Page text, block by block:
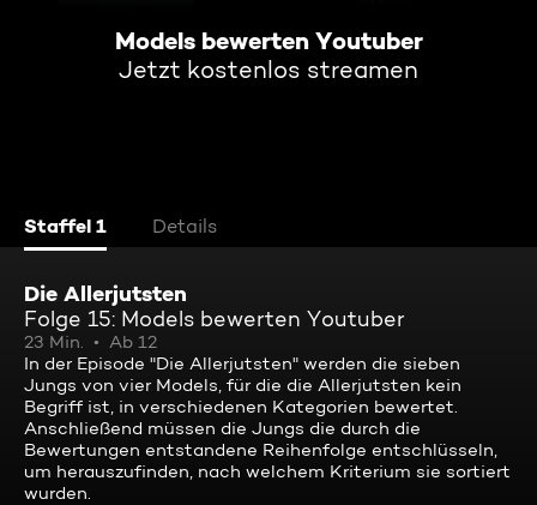
Models bewerten Youtuber
Jetzt kostenlos streamen
Staffel 1 Details
Die Allerjutsten
Folge 15: Models bewerten Youtuber
23 Min.
Ab 12
In der Episode "Die Allerjutsten" werden die sieben
Jungs von vier Models, für die die Allerjutsten kein
Begriff ist, in verschiedenen Kategorien bewertet.
Anschließend müssen die Jungs die durch die
Bewertungen entstandene Reihenfolge entschlüsseln,
um herauszufinden, nach welchem Kriterium sie sortiert
wurden.